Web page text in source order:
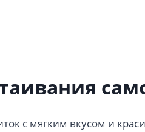
с мягким вкусом и